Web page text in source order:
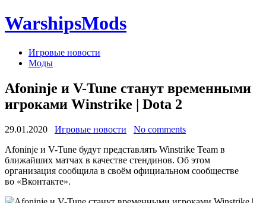
WarshipsMods
Игровые новости
Моды
Afoninje и V-Tune станут временными
игроками Winstrike | Dota 2
29.01.2020 Игровые новости
No comments
Afoninje и V-Tune будут представлять Winstrike Team в
ближайших матчах в качестве стендинов. Об этом
организация сообщила в своём официальном сообществе
во «Вконтакте».